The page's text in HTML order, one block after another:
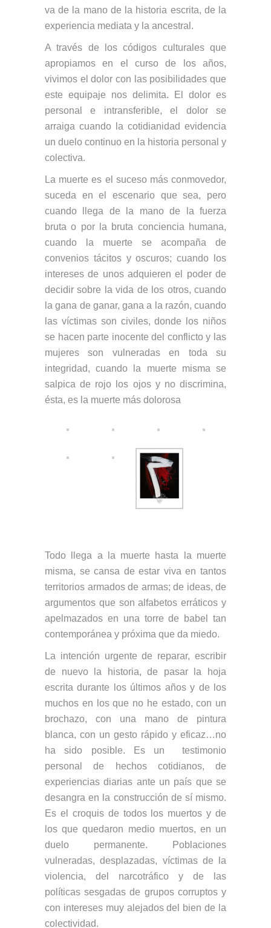
va de la mano de la historia escrita, de la
experiencia mediata y la ancestral.
A través de los códigos culturales que
apropiamos en el curso de los años,
vivimos el dolor con las posibilidades que
este equipaje nos delimita. El dolor es
personal e intransferible, el dolor se
arraiga cuando la cotidianidad evidencia
un duelo continuo en la historia personal y
colectiva.
La muerte es el suceso más conmovedor,
suceda en el escenario que sea, pero
cuando llega de la mano de la fuerza
bruta o por la bruta conciencia humana,
cuando la muerte se acompaña de
convenios tácitos y oscuros; cuando los
intereses de unos adquieren el poder de
decidir sobre la vida de los otros, cuando
la gana de ganar, gana a la razón, cuando
las víctimas son civiles, donde los niños
se hacen parte inocente del conflicto y las
mujeres son vulneradas en toda su
integridad, cuando la muerte misma se
salpica de rojo los ojos y no discrimina,
ésta, es la muerte más dolorosa
Todo llega a la muerte hasta la muerte
misma, se cansa de estar viva en tantos
territorios armados de armas; de ideas, de
argumentos que son alfabetos erráticos y
apelmazados en una torre de babel tan
contemporánea y próxima que da miedo.
La intención urgente de reparar, escribir
de nuevo la historia, de pasar la hoja
escrita durante los últimos años y de los
muchos en los que no he estado, con un
brochazo, con una mano de pintura
blanca, con un gesto rápido y eficaz…no
ha sido posible. Es un testimonio
personal de hechos cotidianos, de
experiencias diarias ante un país que se
desangra en la construcción de sí mismo.
Es el croquis de todos los muertos y de
los que quedaron medio muertos, en un
duelo permanente. Poblaciones
vulneradas, desplazadas, víctimas de la
violencia, del narcotráfico y de las
políticas sesgadas de grupos corruptos y
con intereses muy alejados del bien de la
colectividad.